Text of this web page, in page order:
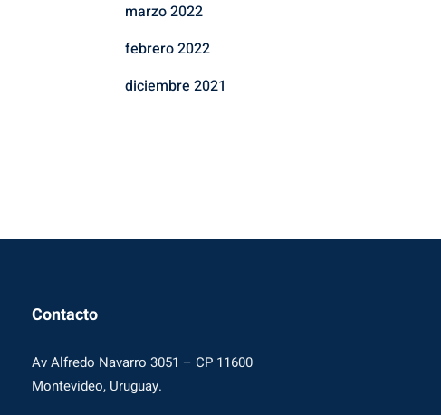
marzo 2022
febrero 2022
diciembre 2021
Contacto
Av Alfredo Navarro 3051 – CP 11600
Montevideo, Uruguay.